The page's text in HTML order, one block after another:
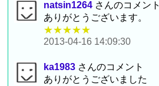
natsin1264 さんのコメント
ありがとうございます。
★★★★★
2013-04-16 14:09:30
ka1983 さんのコメント
ありがとうございました